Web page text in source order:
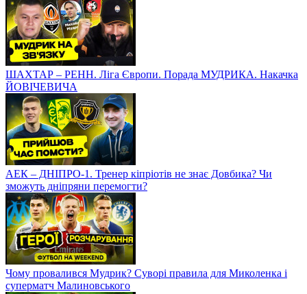
ШАХТАР – РЕНН. Ліга Європи. Порада МУДРИКА. Накачка
ЙОВІЧЕВИЧА
АЕК – ДНІПРО-1. Тренер кіпріотів не знає Довбика? Чи
зможуть дніпряни перемогти?
Чому провалився Мудрик? Суворі правила для Миколенка і
суперматч Малиновського